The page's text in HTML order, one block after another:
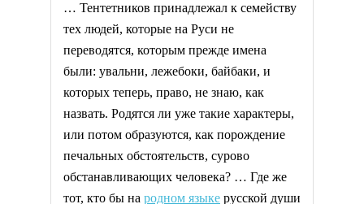
… Тентетников принадлежал к семейству
тех людей, которые на Руси не
переводятся, которым прежде имена
были: увальни, лежебоки, байбаки, и
которых теперь, право, не знаю, как
назвать. Родятся ли уже такие характеры,
или потом образуются, как порождение
печальных обстоятельств, сурово
обстанавливающих человека? … Где же
тот, кто бы на родном языке русской души